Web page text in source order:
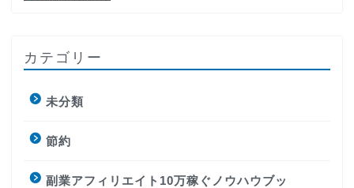
カテゴリー
未分類
節約
副業アフィリエイト10万稼ぐノウハウブッ